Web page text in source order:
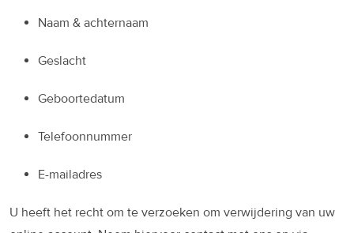
Naam & achternaam
Geslacht
Geboortedatum
Telefoonnummer
E-mailadres
U heeft het recht om te verzoeken om verwijdering van uw